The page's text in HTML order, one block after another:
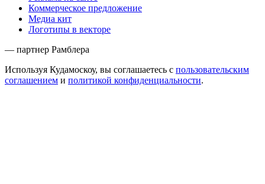
Коммерческое предложение
Медиа кит
Логотипы в векторе
— партнер Рамблера
Используя Кудамоскоу, вы соглашаетесь с пользовательским
соглашением и политикой конфиденциальности.